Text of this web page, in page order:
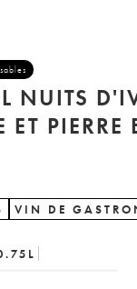
NUITS
ET PIERRE
VIN DE
L